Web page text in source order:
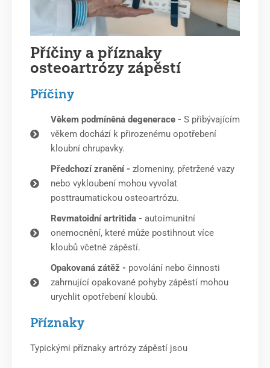
Příčiny a příznaky
osteoartrózy zápěstí
Příčiny
Věkem podmíněná degenerace - S přibývajícím
věkem dochází k přirozenému opotřebení
kloubní chrupavky.
Předchozí zranění - zlomeniny, přetržené vazy
nebo vykloubení mohou vyvolat
posttraumatickou osteoartrózu.
Revmatoidní artritida - autoimunitní
onemocnění, které může postihnout více
kloubů včetně zápěstí.
Opakovaná zátěž - povolání nebo činnosti
zahrnující opakované pohyby zápěstí mohou
urychlit opotřebení kloubů.
Příznaky
Typickými příznaky artrózy zápěstí jsou